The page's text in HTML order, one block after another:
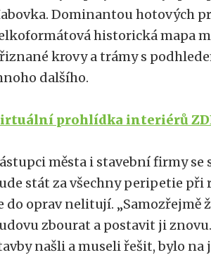
Dominantou hotových
historická mapa
krovy a trámy s
dalšího.
prohlídka interiérů
města i stavební firmy
stát za všechny peripetie
do oprav nelitují. „Samozřejmě
zbourat a postavit ji
našli a museli řešit, bylo na